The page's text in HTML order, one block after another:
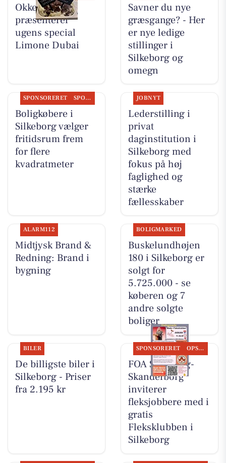
Okkels
præsenterer
ugens special
Limone Dubai
Savner du nye
græsgange? - Her
er nye ledige
stillinger i
Silkeborg og
omegn
SPONSORERET SPONSORERET INDHOLD
Boligkøbere i
Silkeborg vælger
fritidsrum frem
for flere
kvadratmeter
JOBNYT
Lederstilling i
privat
daginstitution i
Silkeborg med
fokus på høj
faglighed og
stærke
fællesskaber
ALARM112
Midtjysk Brand &
Redning: Brand i
bygning
BOLIGMARKED
Buskelundhøjen
180 i Silkeborg er
solgt for
5.725.000 - se
køberen og 7
andre solgte
boliger
BILER
De billigste biler i
Silkeborg - Priser
fra 2.195 kr
SPONSORERET OPSLAGSTAVLEN
FOA Silkeborg-
Skanderborg
inviterer
fleksjobbere med i
gratis
Fleksklubben i
Silkeborg